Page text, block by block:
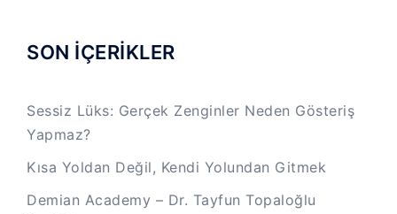
SON İÇERİKLER
Sessiz Lüks: Gerçek Zenginler Neden Gösteriş
Yapmaz?
Kısa Yoldan Değil, Kendi Yolundan Gitmek
Demian Academy – Dr. Tayfun Topaloğlu